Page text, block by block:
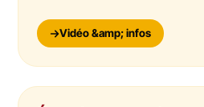
Vidéo &amp; infos